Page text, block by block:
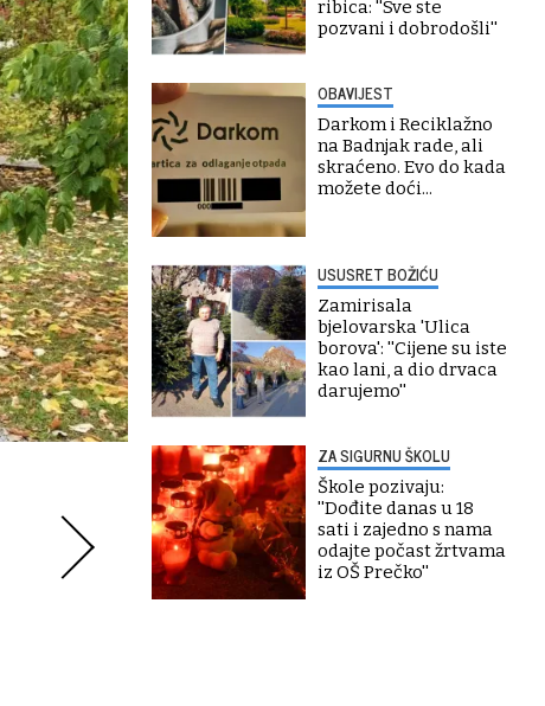
ribica: ''Sve ste
pozvani i dobrodošli''
OBAVIJEST
Darkom i Reciklažno
na Badnjak rade, ali
skraćeno. Evo do kada
možete doći...
USUSRET BOŽIĆU
Zamirisala
bjelovarska 'Ulica
borova': ''Cijene su iste
kao lani, a dio drvaca
darujemo''
ZA SIGURNU ŠKOLU
Škole pozivaju:
''Dođite danas u 18
sati i zajedno s nama
odajte počast žrtvama
iz OŠ Prečko''